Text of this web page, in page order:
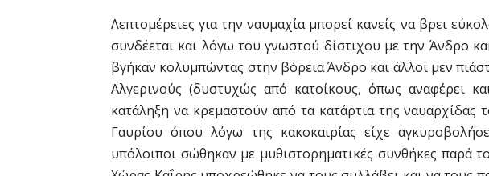
Λεπτομέρειες για την ναυμαχία μπορεί κανείς να βρει
συνδέεται και λόγω του γνωστού δίστιχου με την Άνδρο
βγήκαν κολυμπώντας στην βόρεια Άνδρο και άλλοι μεν
Αλγερινούς (δυστυχώς από κατοίκους, όπως αναφέρει
κατάληξη να κρεμαστούν από τα κατάρτια της ναυαρχίδας
Γαυρίου όπου λόγω της κακοκαιρίας είχε
υπόλοιποι σώθηκαν με μυθιστορηματικές συνθήκες παρά